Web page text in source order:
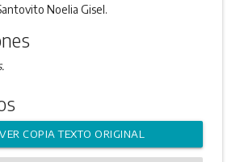
Noelia Gisel.
VER COPIA TEXTO ORIGINAL